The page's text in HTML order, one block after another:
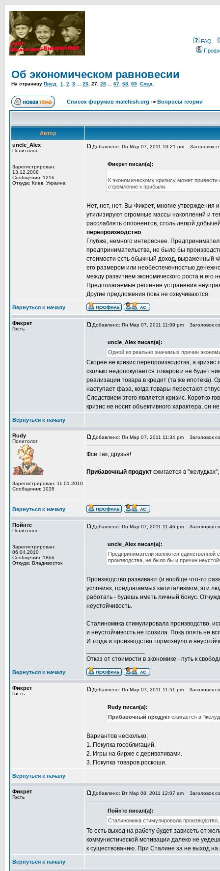
FAQ
Об экономическом равновесии
На страницу Пред. 1 2 3 26 27 28 67 68 69 След.
Список форумов malchish.org -> Вопросы теории
Автор
uncle_Alex
Политолог
Зарегистрирован:
13.12.2008
Сообщения: 1216
Откуда: Киев, Украина
Добавлено: Пн Мар 07, 2011 10:21 pm Заголовок
Фикрет писал(а):
К экономическому кризису может
стремление к прибыли.
Нет, нет, нет. Вы Фикрет, многие утверждения
утилизируют огромные массы накоплений и
расслаблять оппонентов, столь легкой
перепроизводство.
Глубже, немного интереснее.
предпринимательства, не было бы
стоимости есть обычный доход, выраженный
его размером или необеспеченностью
между развитием экономического роста и
Предполагаемые решение устранения
Другие предложения пока не озвучиваются.
Вернуться к началу
Фикрет
Гость
Добавлено: Пн Мар 07, 2011 11:09 pm Заголовок
uncle_Alex писал(а):
Одной из реально значимых причин
Скорее не кризис перепроизводства, а
сколько недопокупается товаров и не будет
реализации товара в кредит (та же ипотека).
наступает фаза, когда товары перестают
Следствием этого является кризис. Коротко
кризис не носит объективного характера, он
Вернуться к началу
Rudy
Политолог
Зарегистрирован: 11.01.2010
Сообщения: 1028
Добавлено: Пн Мар 07, 2011 11:34 pm Заголовок
Фсё так, друзья!
Прибавочный продукт сжигается в
Вернуться к началу
Пойнтс
Политолог
Зарегистрирован:
06.04.2010
Сообщения: 1866
Откуда: Владивосток
Добавлено: Пн Мар 07, 2011 11:46 pm Заголовок
uncle_Alex писал(а):
Предприниматели являются
производства, не было бы и причин
Производство развивают (и вообще что-то
условиях, предлагаемых капитализмом, эти
работать - будешь иметь личный бонус.
неустойчивость.
Сталиномика стимулировала производство,
и неустойчивость не грозила. Пока опять не
И тогда и производство тормознуло и
Отказ от стоимости в экономике - путь к
Вернуться к началу
Фикрет
Гость
Добавлено: Пн Мар 07, 2011 11:51 pm Заголовок
Rudy писал(а):
Прибавочный продукт сжигается в
Вариантов несколько;
1. Покупка гособлигаций.
2. Игры на бирже с деривативами.
3. Покупка товаров роскоши.
Вернуться к началу
Фикрет
Гость
Добавлено: Вт Мар 08, 2011 12:07 am Заголовок
Пойнтс писал(а):
Сталиномика стимулировала
То есть выход на работу будет зависеть от
коммунистической мотивации далеко не
к существованию. При Сталине за не выход на
Вернуться к началу